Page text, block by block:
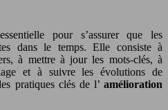
pour s’assurer que les
dans le temps. Elle consiste à
à mettre à jour les mots-clés, à
et à suivre les évolutions de
pratiques clés de l’ amélioration